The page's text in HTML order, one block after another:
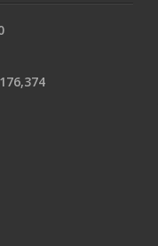
176,374